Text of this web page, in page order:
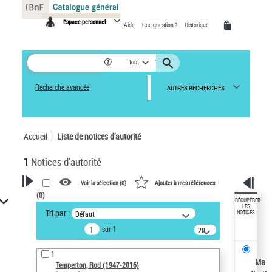
Espace personnel Aide Une question ? Historique
Tout
Recherche avancée AUTRES RECHERCHES
Accueil Liste de notices d’autorité
1 Notices d'autorité
VOTRE RECHERCHE
Recherche avancée dans les
notices d’autorité
Œuvres liées à l'auteur :
Temperton, Rod (1947-2016)
Voir la sélection (0) Ajouter à mes références
(0)
Tri par : Défaut
sur 1
20
résultats/page
1
Temperton, Rod (1947-2016)
RÉCUPÉRER
LES
NOTICES
Ma
Panneau de gestion des cookies